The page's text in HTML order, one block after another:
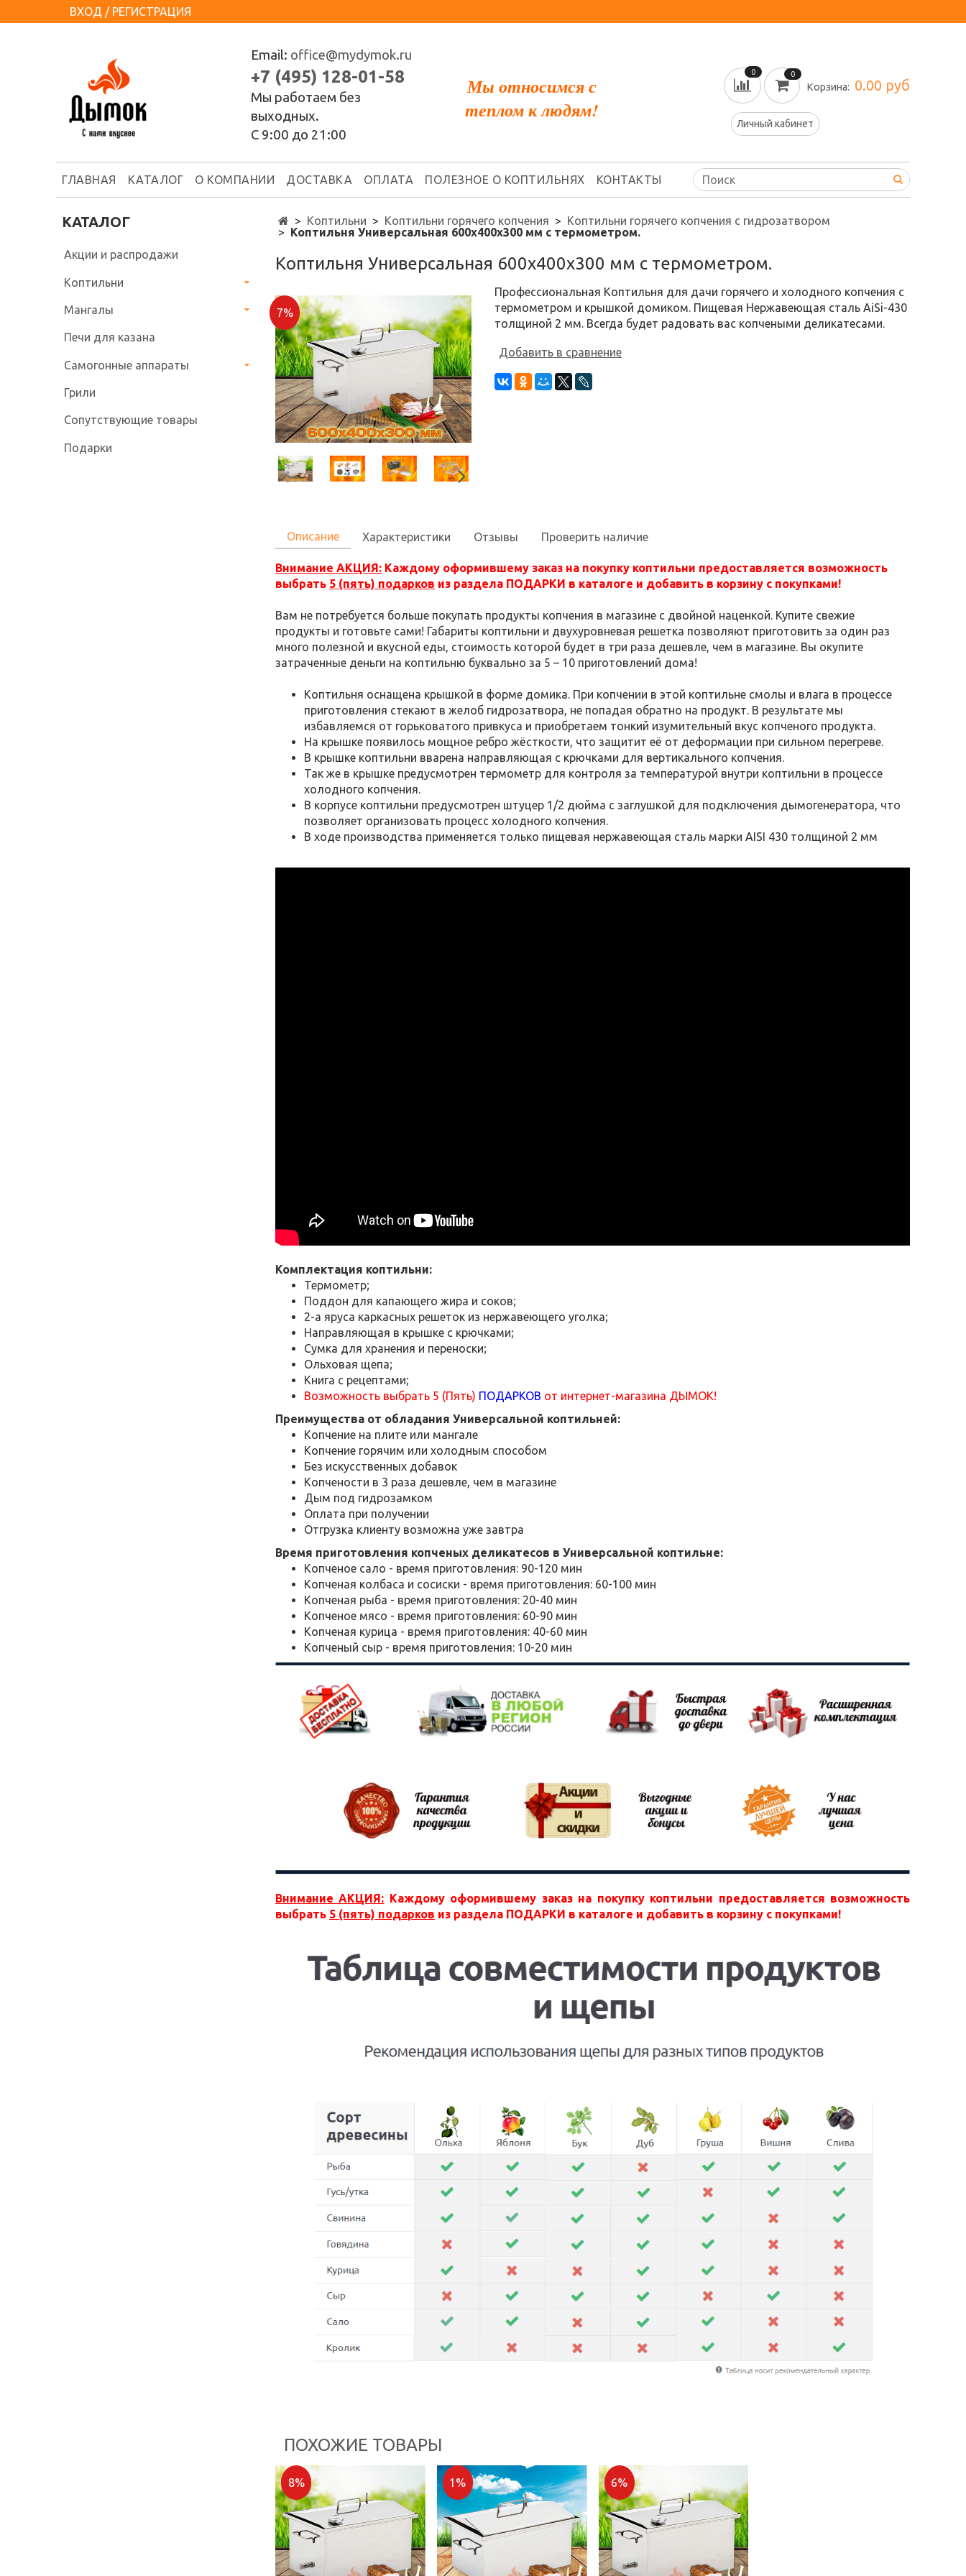
ВХОД / РЕГИСТРАЦИЯ
Email: office@mydymok.ru
+7 (495) 128-01-58
Мы работаем без
выходных.
С 9:00 до 21:00
Мы относимся с
теплом к людям!
0 0
Корзина: 0.00 руб
Личный кабинет
ГЛАВНАЯ КАТАЛОГ О КОМПАНИИ ДОСТАВКА ОПЛАТА ПОЛЕЗНОЕ О КОПТИЛЬНЯХ КОНТАКТЫ
Коптильни Коптильни горячего копчения
Коптильни горячего копчения с гидрозатвором
Коптильня Универсальная 600х400х300 мм с термометром.
Коптильня Универсальная 600х400х300 мм с термометром.
7%
Профессиональная Коптильня для дачи горячего и холодного копчения с
термометром и крышкой домиком. Пищевая Нержавеющая сталь AiSi-430
толщиной 2 мм. Всегда будет радовать вас копчеными деликатесами.
Добавить в сравнение
Описание
Внимание АКЦИЯ: Каждому оформившему заказ на покупку коптильни предоставляется возможность
выбрать 5 (пять) подарков из раздела ПОДАРКИ в каталоге и добавить в корзину с покупками!
Вам не потребуется больше покупать продукты копчения в магазине с двойной наценкой. Купите свежие
продукты и готовьте сами! Габариты коптильни и двухуровневая решетка позволяют приготовить за один раз
много полезной и вкусной еды, стоимость которой будет в три раза дешевле, чем в магазине. Вы окупите
затраченные деньги на коптильню буквально за 5 – 10 приготовлений дома!
Коптильня оснащена крышкой в форме домика. При копчении в этой коптильне смолы и влага в процессе
приготовления стекают в желоб гидрозатвора, не попадая обратно на продукт. В результате мы
избавляемся от горьковатого привкуса и приобретаем тонкий изумительный вкус копченого продукта.
На крышке появилось мощное ребро жёсткости, что защитит её от деформации при сильном перегреве.
В крышке коптильни вварена направляющая с крючками для вертикального копчения.
Так же в крышке предусмотрен термометр для контроля за температурой внутри коптильни в процессе
холодного копчения.
В корпусе коптильни предусмотрен штуцер 1/2 дюйма с заглушкой для подключения дымогенератора, что
позволяет организовать процесс холодного копчения.
В ходе производства применяется только пищевая нержавеющая сталь марки AISI 430 толщиной 2 мм
Комплектация коптильни:
Термометр;
Поддон для капающего жира и соков;
2-а яруса каркасных решеток из нержавеющего уголка;
Направляющая в крышке с крючками;
Сумка для хранения и переноски;
Ольховая щепа;
Книга с рецептами;
Возможность выбрать 5 (Пять) ПОДАРКОВ от интернет-магазина ДЫМОК!
Преимущества от обладания Универсальной коптильней:
Копчение на плите или мангале
Копчение горячим или холодным способом
Без искусственных добавок
Копчености в 3 раза дешевле, чем в магазине
Дым под гидрозамком
Оплата при получении
Отгрузка клиенту возможна уже завтра
Время приготовления копченых деликатесов в Универсальной коптильне:
Копченое сало - время приготовления: 90-120 мин
Копченая колбаса и сосиски - время приготовления: 60-100 мин
Копченая рыба - время приготовления: 20-40 мин
Копченое мясо - время приготовления: 60-90 мин
Копченая курица - время приготовления: 40-60 мин
Копченый сыр - время приготовления: 10-20 мин
Внимание АКЦИЯ: Каждому оформившему заказ на покупку коптильни предоставляется возможность
выбрать 5 (пять) подарков из раздела ПОДАРКИ в каталоге и добавить в корзину с покупками!
Характеристики Отзывы Проверить наличие
ПОХОЖИЕ ТОВАРЫ
8% 1% 6%
КАТАЛОГ
Акции и распродажи
Коптильни
Мангалы
Печи для казана
Самогонные аппараты
Грили
Сопутствующие товары
Подарки